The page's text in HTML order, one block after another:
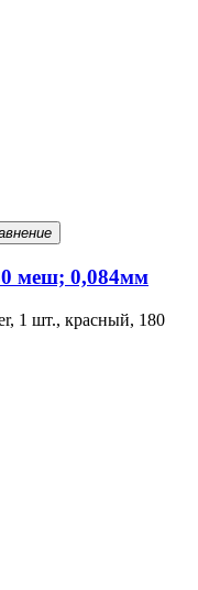
меш; 0,084мм
1 шт., красный, 180